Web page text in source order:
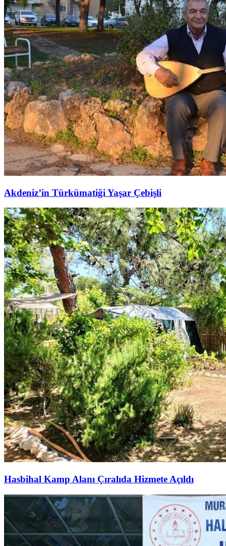
Akdeniz’in Türkümatiği Yaşar Çebişli
Hasbihal Kamp Alanı Çıralıda Hizmete Açıldı